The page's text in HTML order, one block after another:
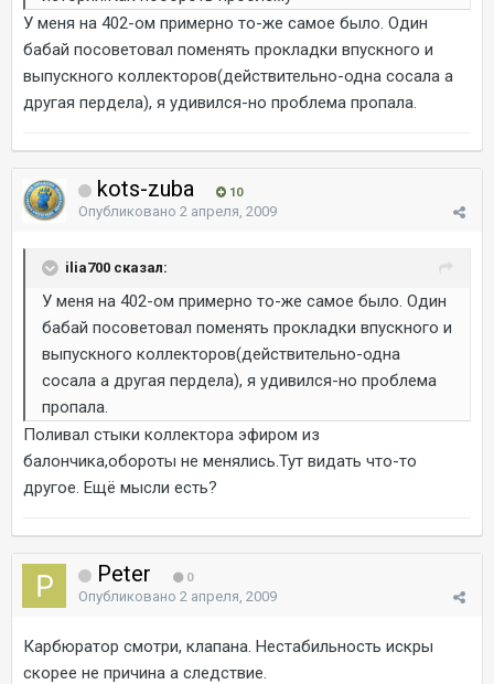
У меня на 402-ом примерно то-же самое было. Один
бабай посоветовал поменять прокладки впускного и
выпускного коллекторов(действительно-одна сосала а
другая пердела), я удивился-но проблема пропала.
kots-zuba 10
Опубликовано 2 апреля, 2009
ilia700 сказал:
У меня на 402-ом примерно то-же самое было. Один
бабай посоветовал поменять прокладки впускного и
выпускного коллекторов(действительно-одна
сосала а другая пердела), я удивился-но проблема
пропала.
Поливал стыки коллектора эфиром из
балончика,обороты не менялись.Тут видать что-то
другое. Ещё мысли есть?
Peter 0
Опубликовано 2 апреля, 2009
Карбюратор смотри, клапана. Нестабильность искры
скорее не причина а следствие.